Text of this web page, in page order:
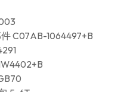
C07AB-1064497+B